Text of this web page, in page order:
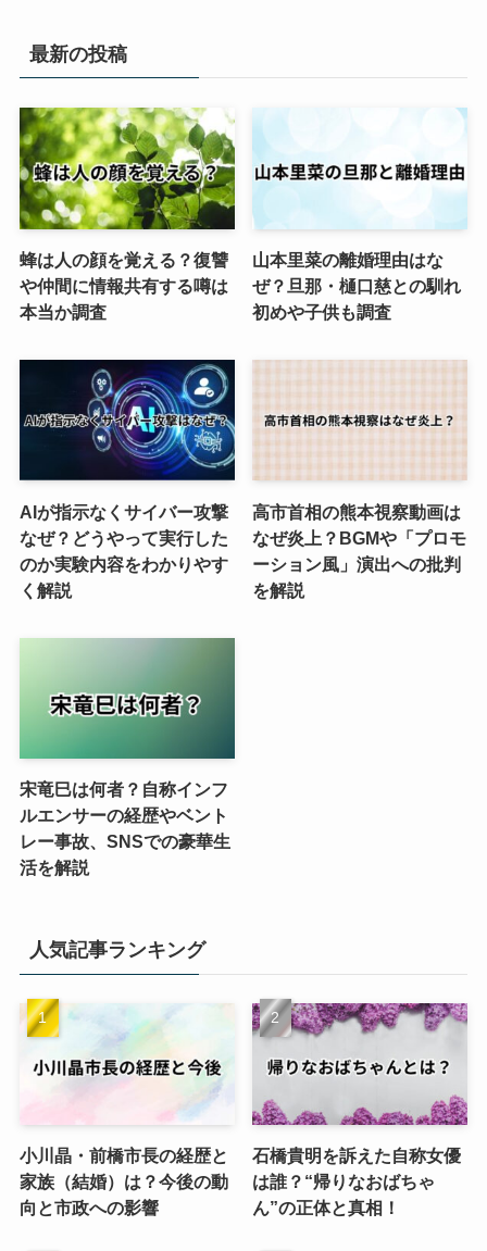
最新の投稿
蜂は人の顔を覚える？復讐
や仲間に情報共有する噂は
本当か調査
山本里菜の離婚理由はな
ぜ？旦那・樋口慈との馴れ
初めや子供も調査
AIが指示なくサイバー攻撃
なぜ？どうやって実行した
のか実験内容をわかりやす
く解説
高市首相の熊本視察動画は
なぜ炎上？BGMや「プロモ
ーション風」演出への批判
を解説
宋竜巳は何者？自称インフ
ルエンサーの経歴やベント
レー事故、SNSでの豪華生
活を解説
人気記事ランキング
小川晶・前橋市長の経歴と
家族（結婚）は？今後の動
向と市政への影響
石橋貴明を訴えた自称女優
は誰？“帰りなおばちゃ
ん”の正体と真相！